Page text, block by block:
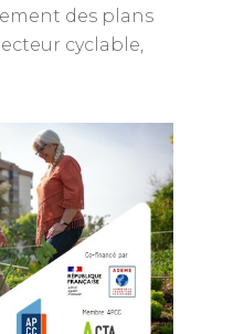
des plans
cyclable,